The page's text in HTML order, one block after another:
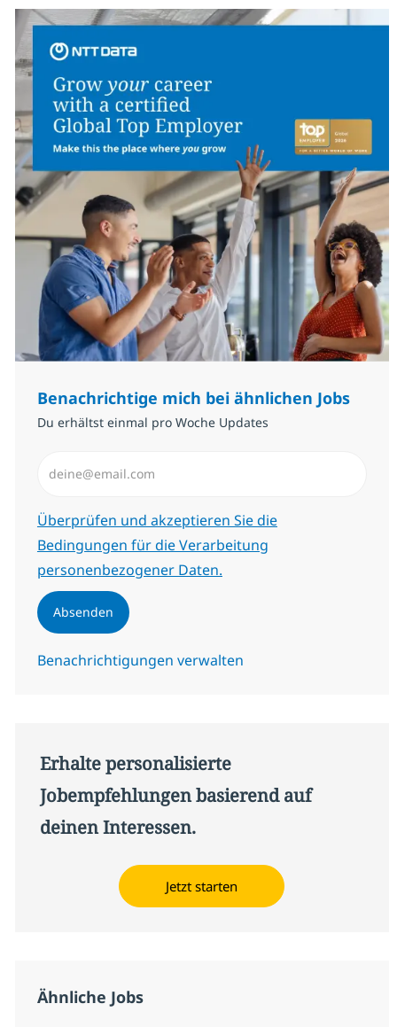
Benachrichtige mich bei ähnlichen Jobs
Du erhältst einmal pro Woche Updates
Erforderlich
Überprüfen und akzeptieren Sie die
Bedingungen für die Verarbeitung
personenbezogener Daten.
Absenden
Benachrichtigungen verwalten
Erhalte personalisierte
Jobempfehlungen basierend auf
deinen Interessen.
Jetzt starten
Ähnliche Jobs